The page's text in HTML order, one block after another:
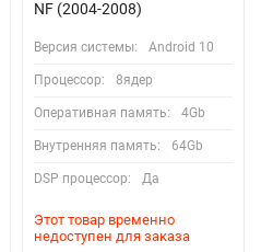
NF (2004-2008)
Версия системы: Android 10
Процессор: 8ядер
Оперативная память: 4Gb
Внутренняя память: 64Gb
DSP процессор: Да
Этот товар временно
недоступен для заказа